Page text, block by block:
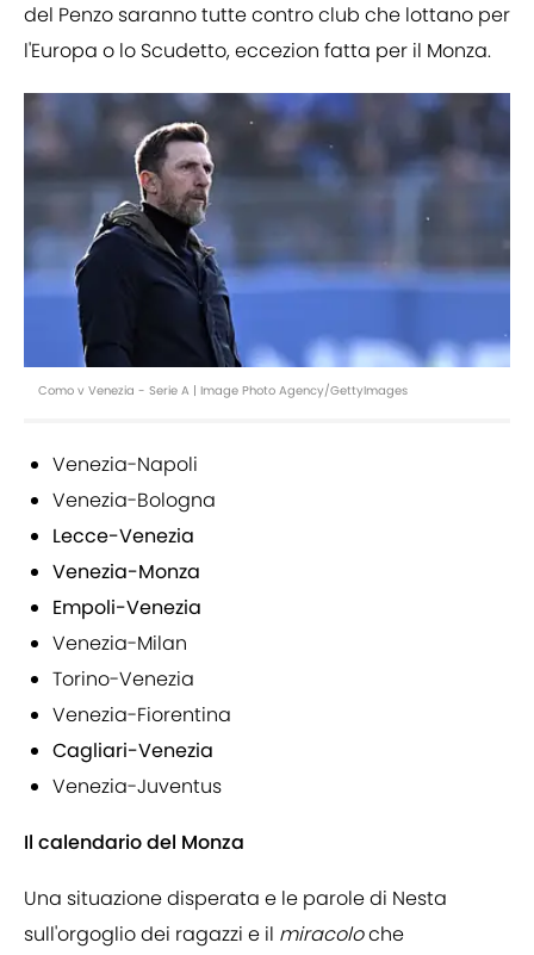
del Penzo saranno tutte contro club che lottano per
l'Europa o lo Scudetto, eccezion fatta per il Monza.
Como v Venezia - Serie A | Image Photo Agency/GettyImages
Venezia-Napoli
Venezia-Bologna
Lecce-Venezia
Venezia-Monza
Empoli-Venezia
Venezia-Milan
Torino-Venezia
Venezia-Fiorentina
Cagliari-Venezia
Venezia-Juventus
Il calendario del Monza
Una situazione disperata e le parole di Nesta
sull'orgoglio dei ragazzi e il miracoloche